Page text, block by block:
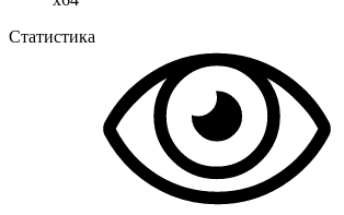
Статистика